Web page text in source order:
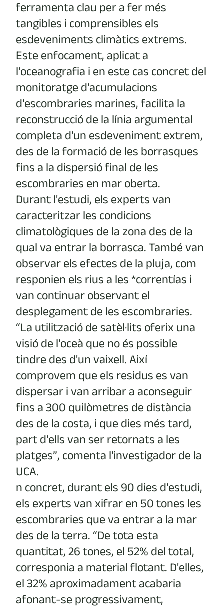
ferramenta clau per a fer més
tangibles i comprensibles els
esdeveniments climàtics extrems.
Este enfocament, aplicat a
l'oceanografia i en este cas concret del
monitoratge d'acumulacions
d'escombraries marines, facilita la
reconstrucció de la línia argumental
completa d'un esdeveniment extrem,
des de la formació de les borrasques
fins a la dispersió final de les
escombraries en mar oberta.
Durant l'estudi, els experts van
caracteritzar les condicions
climatològiques de la zona des de la
qual va entrar la borrasca. També van
observar els efectes de la pluja, com
responien els rius a les *correntías i
van continuar observant el
desplegament de les escombraries.
“La utilització de satèl·lits oferix una
visió de l'oceà que no és possible
tindre des d'un vaixell. Així
comprovem que els residus es van
dispersar i van arribar a aconseguir
fins a 300 quilòmetres de distància
des de la costa, i que dies més tard,
part d'ells van ser retornats a les
platges”, comenta l'investigador de la
UCA.
n concret, durant els 90 dies d'estudi,
els experts van xifrar en 50 tones les
escombraries que va entrar a la mar
des de la terra. “De tota esta
quantitat, 26 tones, el 52% del total,
corresponia a material flotant. D'elles,
el 32% aproximadament acabaria
afonant-se progressivament,